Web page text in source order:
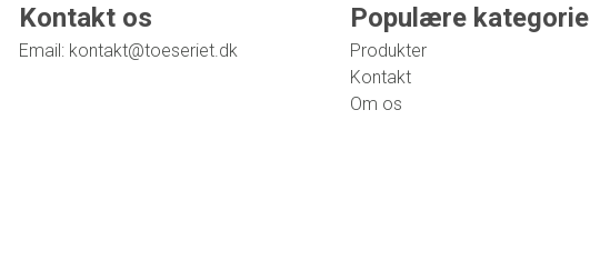
Kontakt os
Email: kontakt@toeseriet.dk
Populære
Produkter
Kontakt
Om os